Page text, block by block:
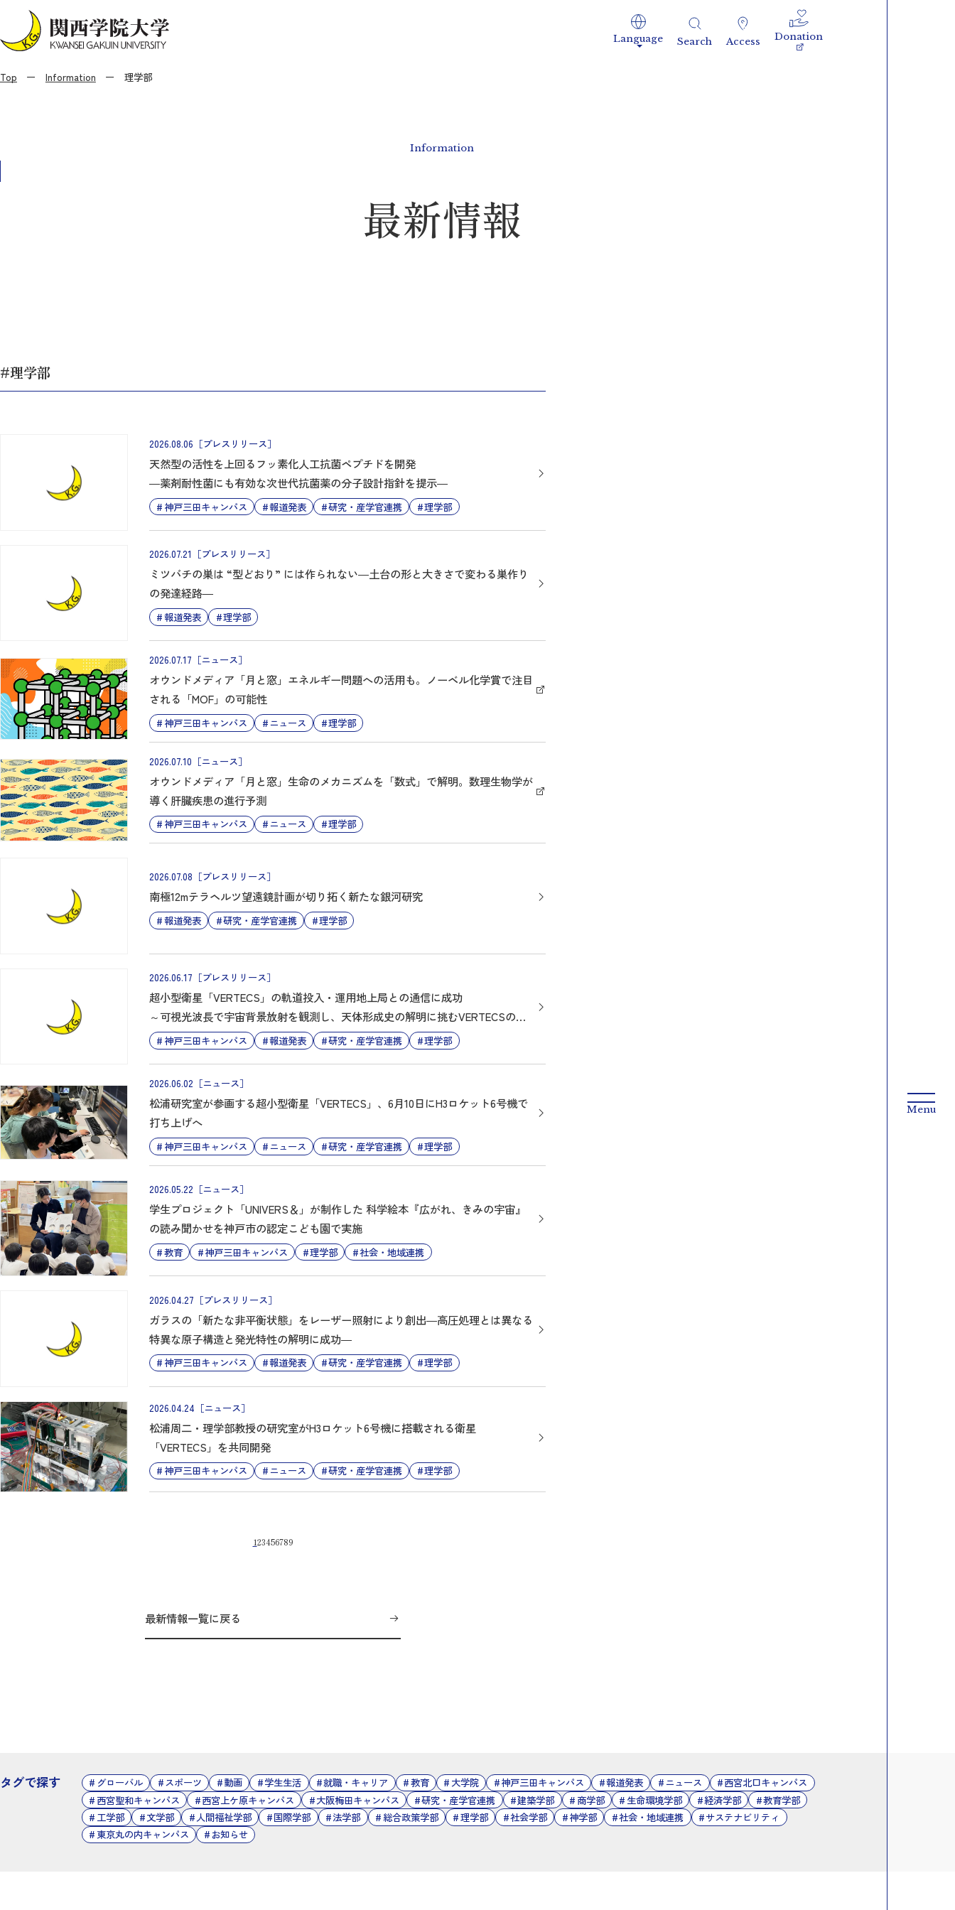
Language Search Access Donation
Top Information 理学部
Information
最新情報
#理学部
2026.08.06 ［プレスリリース］
天然型の活性を上回るフッ素化人工抗菌ペプチドを開発
―薬剤耐性菌にも有効な次世代抗菌薬の分子設計指針を提示―
神戸三田キャンパス 報道発表 研究・産学官連携 理学部
2026.07.21 ［プレスリリース］
ミツバチの巣は “型どおり” には作られない―土台の形と大きさで変わる巣作り
の発達経路―
報道発表 理学部
2026.07.17 ［ニュース］
オウンドメディア「月と窓」エネルギー問題への活用も。ノーベル化学賞で注目
される「MOF」の可能性
神戸三田キャンパス ニュース 理学部
2026.07.10 ［ニュース］
オウンドメディア「月と窓」生命のメカニズムを「数式」で解明。数理生物学が
導く肝臓疾患の進行予測
神戸三田キャンパス ニュース 理学部
2026.07.08 ［プレスリリース］
南極12mテラヘルツ望遠鏡計画が切り拓く新たな銀河研究
報道発表 研究・産学官連携 理学部
2026.06.17 ［プレスリリース］
超小型衛星「VERTECS」の軌道投入・運用地上局との通信に成功
～可視光波長で宇宙背景放射を観測し、天体形成史の解明に挑むVERTECSの挑
戦～神戸三田キャンパス 報道発表 研究・産学官連携 理学部
2026.06.02 ［ニュース］
松浦研究室が参画する超小型衛星「VERTECS」、6月10日にH3ロケット6号機で
打ち上げへ
神戸三田キャンパス ニュース 研究・産学官連携 理学部
2026.05.22 ［ニュース］
学生プロジェクト「UNIVERS＆」が制作した 科学絵本『広がれ、きみの宇宙』
の読み聞かせを神戸市の認定こども園で実施
教育 神戸三田キャンパス 理学部 社会・地域連携
2026.04.27 ［プレスリリース］
ガラスの「新たな非平衡状態」をレーザー照射により創出―高圧処理とは異なる
特異な原子構造と発光特性の解明に成功―
神戸三田キャンパス 報道発表 研究・産学官連携 理学部
2026.04.24 ［ニュース］
松浦周二・理学部教授の研究室がH3ロケット6号機に搭載される衛星
「VERTECS」を共同開発
神戸三田キャンパス ニュース 研究・産学官連携 理学部
123456789
最新情報一覧に戻る
タグで探す グローバル スポーツ 動画 学生生活 就職・キャリア 教育 大学院 神戸三田キャンパス 報道発表 ニュース
西宮北口キャンパス
西宮聖和キャンパス
西宮上ケ原キャンパス 大阪梅田キャンパス 研究・産学官連携 建築学部 商学部 生命環境学部 経済学部
教育学部
工学部
文学部 人間福祉学部 国際学部 法学部 総合政策学部 理学部 社会学部 神学部 社会・地域連携
サステナビリティ
東京丸の内キャンパス
お知らせ